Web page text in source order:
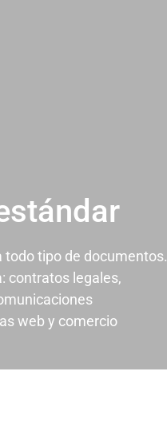
tipo de documentos.
contratos legales,
web y comercio